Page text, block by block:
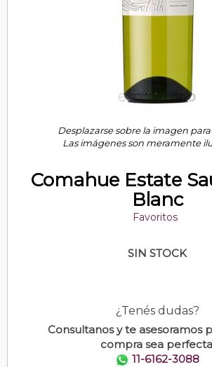
Desplazarse sobre la imagen
Las imágenes son meramente
Comahue Estate
Blanc
Favoritos
SIN STOCK
¿Tenés dudas?
Consultanos y te asesoramos
compra sea
11-6162-3088